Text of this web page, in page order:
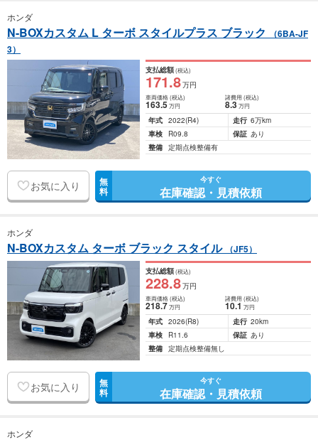
ホンダ
N-BOXカスタム L ターボ スタイルプラス ブラック
（6BA-JF
3）
支払総額(税込)
171.8万円
車両価格(税込)
163.5万円
諸費用 (税込)
8.3 万円
年式 2022(R4) 走行 6万km
車検
R09.8 保証 あり
整備 定期点検整備有
お気に入り 無
料
今すぐ
在庫確認・見積依頼
ホンダ
N-BOXカスタム ターボ ブラック スタイル （JF5）
支払総額(税込)
228.8万円
車両価格(税込)
218.7万円
諸費用 (税込)
10.1 万円
年式 2026(R8) 走行 20km
車検
R11.6 保証 あり
整備 定期点検整備無し
お気に入り 無
料
今すぐ
在庫確認・見積依頼
ホンダ